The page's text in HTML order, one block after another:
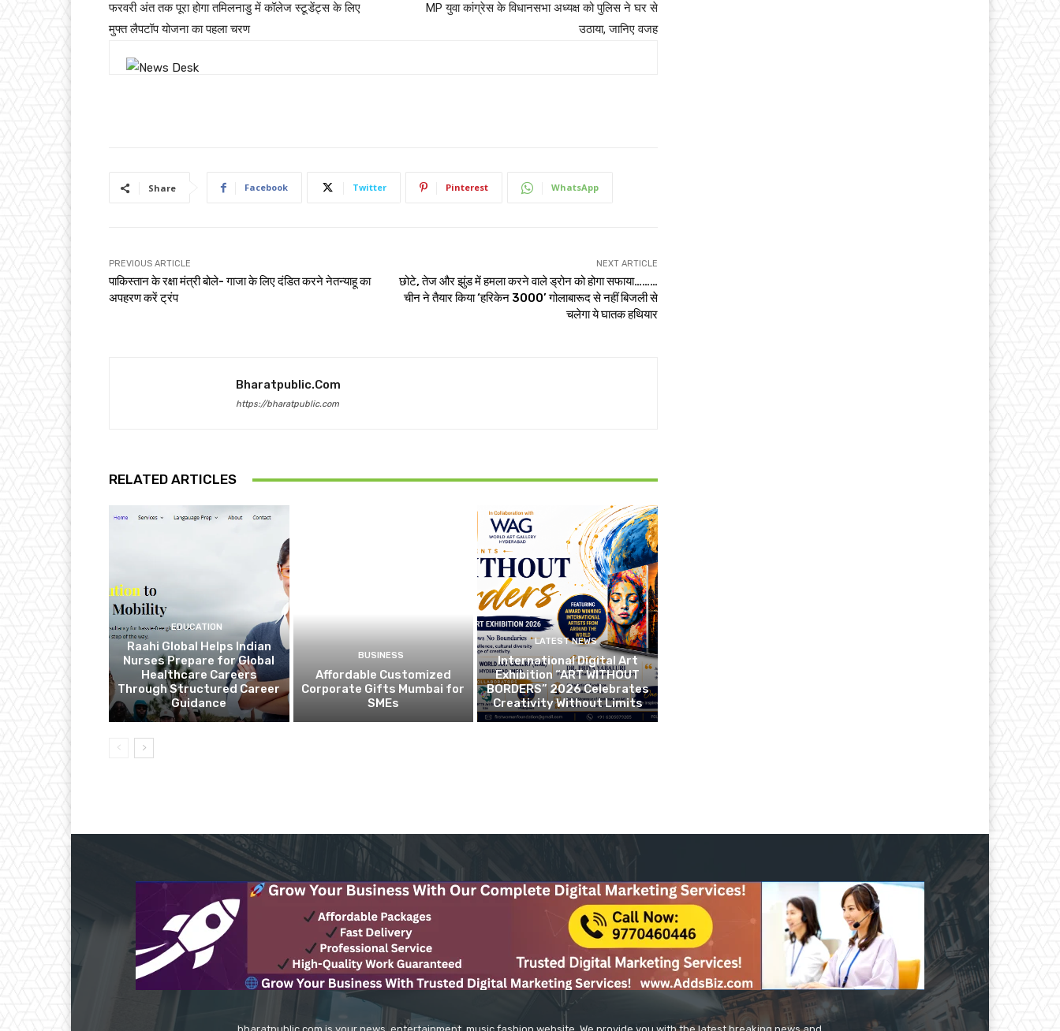
फरवरी अंत तक पूरा होगा तमिलनाडु में कॉलेज स्टूडेंट्स के लिए
मुफ्त लैपटॉप योजना का पहला चरण
MP युवा कांग्रेस के विधानसभा अध्यक्ष को पुलिस ने घर से
उठाया, जानिए वजह
Share Facebook Twitter Pinterest WhatsApp
PREVIOUS ARTICLE
पाकिस्तान के रक्षा मंत्री बोले- गाजा के लिए दंडित करने नेतन्याहू का
अपहरण करें ट्रंप
NEXT ARTICLE
छोटे, तेज और झुंड में हमला करने वाले ड्रोन को होगा सफाया………
चीन ने तैयार किया ‘हरिकेन 3000’ गोलाबारूद से नहीं बिजली से
चलेगा ये घातक हथियार
Bharatpublic.com
https://bharatpublic.com
RELATED ARTICLES
EDUCATION
Raahi Global Helps Indian
Nurses Prepare for Global
Healthcare Careers
Through Structured Career
Guidance
BUSINESS
Affordable Customized
Corporate Gifts Mumbai for
SMEs
LATEST NEWS
International Digital Art
Exhibition “ART WITHOUT
BORDERS” 2026 Celebrates
Creativity Without Limits